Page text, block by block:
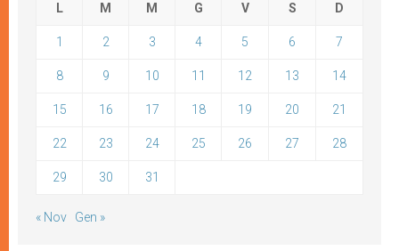
L M M G V S D
1 2 3 4 5 6 7
8 9 10 11 12 13 14
15 16 17 18 19 20 21
22 23 24 25 26 27 28
29 30 31
« Nov Gen »